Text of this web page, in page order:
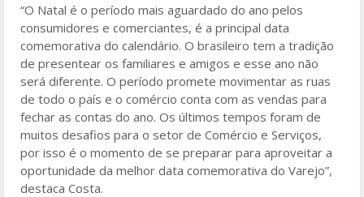
“O Natal é o período mais aguardado do ano pelos
consumidores e comerciantes, é a principal data
comemorativa do calendário. O brasileiro tem a tradição
de presentear os familiares e amigos e esse ano não
será diferente. O período promete movimentar as ruas
de todo o país e o comércio conta com as vendas para
fechar as contas do ano. Os últimos tempos foram de
muitos desafios para o setor de Comércio e Serviços,
por isso é o momento de se preparar para aproveitar a
oportunidade da melhor data comemorativa do Varejo”,
destaca Costa.